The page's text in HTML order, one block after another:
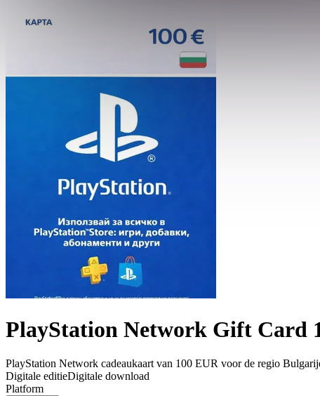
PlayStation Network Gift Card
PlayStation Network cadeaukaart van 100 EUR voor de regio
Digitale editieDigitale download
Platform